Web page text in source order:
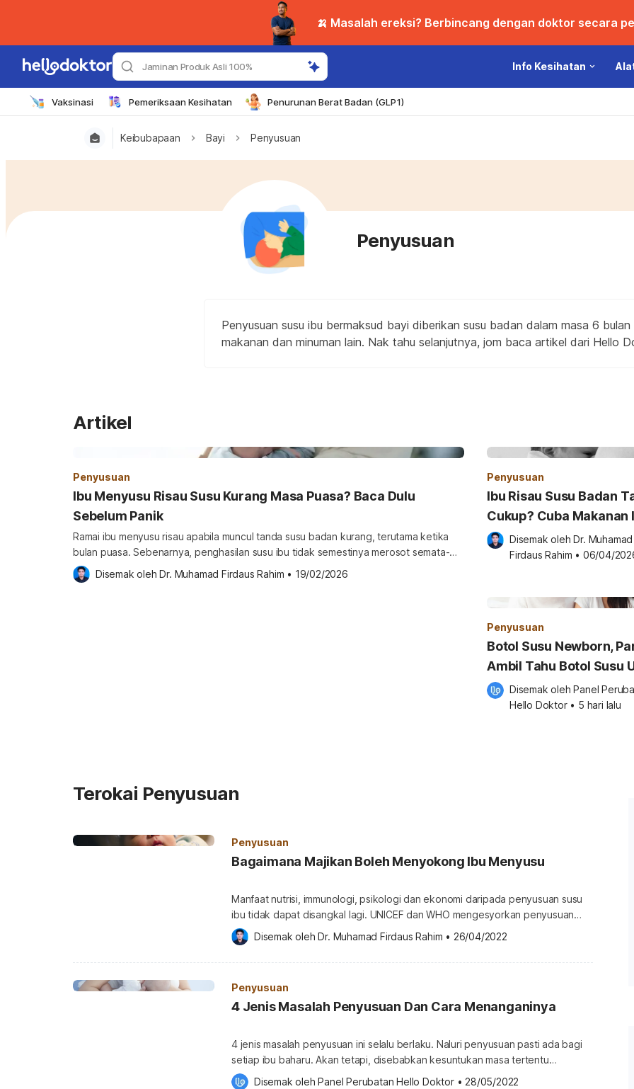
🍌 Masalah ereksi? Berbincang dengan doktor secara
Jaminan Produk Asli 100% Info Kesihatan
Vaksinasi Pemeriksaan Kesihatan Penurunan Berat Badan (GLP1)
Keibubapaan Bayi Penyusuan
Penyusuan
Penyusuan susu ibu bermaksud bayi diberikan susu badan dalam masa 6
makanan dan minuman lain. Nak tahu selanjutnya, jom baca artikel dari Hello
Artikel
Penyusuan
Ibu Menyusu Risau Susu Kurang Masa Puasa? Baca Dulu
Sebelum Panik
Ramai ibu menyusu risau apabila muncul tanda susu badan kurang, terutama ketika
bulan puasa. Sebenarnya, penghasilan susu ibu tidak semestinya merosot semata-
mata kerana berpuasa. Ia lebih dipengaruhi faktor hidrasi, kekerapan penyusuan dan
keadaan tubuh ibu itu sendiri. Memahami perkara ini membantu ibu kekal menyusu
Disemak oleh Dr. Muhamad Firdaus Rahim • 19/02/2026
Penyusuan
Ibu Risau Susu Badan
Cukup? Cuba Makanan
Untuk Banyakkan Susu
Secara Semula Jadi
Disemak oleh Dr. Muhamad
Firdaus Rahim • 06/04/
Penyusuan
Botol Susu Newborn,
Ambil Tahu Botol Susu
Si Comel!
Disemak oleh Panel
Hello Doktor • 5 hari lalu
Terokai Penyusuan
Penyusuan
Bagaimana Majikan Boleh Menyokong Ibu Menyusu
Manfaat nutrisi, immunologi, psikologi dan ekonomi daripada penyusuan susu
ibu tidak dapat disangkal lagi. UNICEF dan WHO mengesyorkan penyusuan
susu ibu secara eksklusif untuk sekurang-kurangnya 6 bulan pertama. Walau
bagaimanapun, manfaat penuh penyusuan tidak akan tercapai jika dihalang
oleh kekangan situasi pekerjaan yang tidak memberikan sokongan. Para ibu
Disemak oleh Dr. Muhamad Firdaus Rahim • 26/04/2022
Penyusuan
4 Jenis Masalah Penyusuan Dan Cara Menanganinya
4 jenis masalah penyusuan ini selalu berlaku. Naluri penyusuan pasti ada bagi
setiap ibu baharu. Akan tetapi, disebabkan kesuntukan masa tertentu
menyebabkan ibu berputus asa untuk menyusukan bayi ataupun meneruskan
Disemak oleh Panel Perubatan Hello Doktor • 28/05/2022